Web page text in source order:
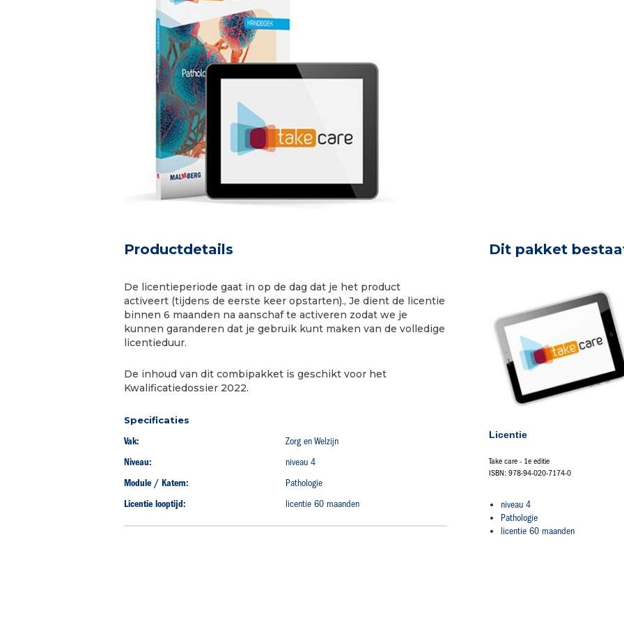
het
de
afbeeldingen-
gallerij
Productdetails
De licentieperiode gaat in op de dag dat je het product
activeert (tijdens de eerste keer opstarten)., Je dient de licentie
binnen 6 maanden na aanschaf te activeren zodat we je
kunnen garanderen dat je gebruik kunt maken van de volledige
licentieduur.
De inhoud van dit combipakket is geschikt voor het
Kwalificatiedossier 2022.
Specificaties
Vak:
Zorg en Welzijn
Niveau:
niveau 4
Module / Katern:
Pathologie
Licentie looptijd:
licentie 60 maanden
Dit pakket
Licentie
Take care - 1e editie
ISBN: 978-94-020-7174-0
niveau 4
Pathologie
licentie 60 maanden